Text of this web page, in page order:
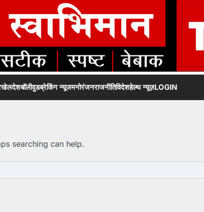
खेलदेशबॉलीवुडब्रेकिंग न्यूजमनोरंजनराजनीतिविदेशहेल्थ न्यूज़LOGIN
searching can help.